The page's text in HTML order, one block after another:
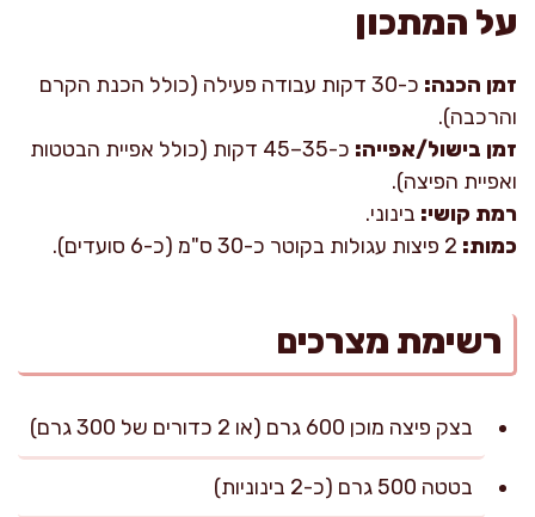
על המתכון
זמן הכנה:
כ-30 דקות עבודה פעילה (כולל הכנת הקרם
והרכבה).
זמן בישול/אפייה:
כ-35–45 דקות (כולל אפיית הבטטות
ואפיית הפיצה).
רמת קושי: בינוני.
כמות:
רשימת מצרכים
בצק פיצה מוכן 600 גרם (או 2 כדורים של 300 גרם)
בטטה 500 גרם (כ-2 בינוניות)